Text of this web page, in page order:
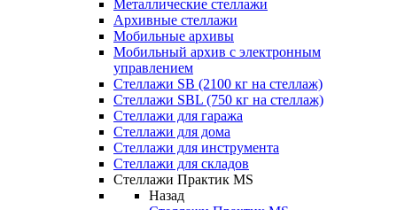
Металлические стеллажи
Архивные стеллажи
Мобильные архивы
Мобильный архив с электронным
управлением
Стеллажи SB (2100 кг на стеллаж)
Стеллажи SBL (750 кг на стеллаж)
Стеллажи для гаража
Стеллажи для дома
Стеллажи для инструмента
Стеллажи для складов
Стеллажи Практик MS
Назад